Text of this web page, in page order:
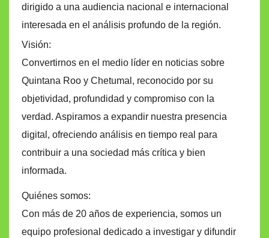
dirigido a una audiencia nacional e internacional
interesada en el análisis profundo de la región.
Visión:
Convertirnos en el medio líder en noticias sobre
Quintana Roo y Chetumal, reconocido por su
objetividad, profundidad y compromiso con la
verdad. Aspiramos a expandir nuestra presencia
digital, ofreciendo análisis en tiempo real para
contribuir a una sociedad más crítica y bien
informada.
Quiénes somos:
Con más de 20 años de experiencia, somos un
equipo profesional dedicado a investigar y difundir